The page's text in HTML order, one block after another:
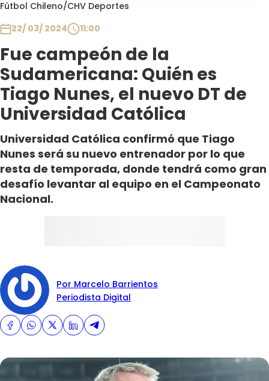
Fútbol Chileno/CHV Deportes
22/ 03/ 2024
11:00
Fue campeón de la
Sudamericana: Quién es
Tiago Nunes, el nuevo DT de
Universidad Católica
Universidad Católica confirmó que Tiago
Nunes será su nuevo entrenador por lo que
resta de temporada, donde tendrá como gran
desafío levantar al equipo en el Campeonato
Nacional.
Por Marcelo Barrientos
Periodista Digital
Programas
Club De La Comedia
Contigo en Directo
Plan Perfecto
El Tiempo
Sabingo
Todos Los Programas